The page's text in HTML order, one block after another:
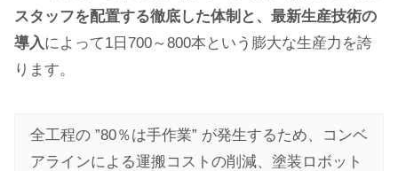
スタッフを配置する徹底した体制と、最新生産技術の
導入によって1日700～800本という膨大な生産力を誇
ります。
全工程の ”80％は手作業” が発生するため、コンベ
アラインによる運搬コストの削減、塗装ロボット